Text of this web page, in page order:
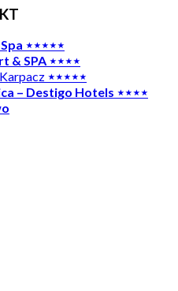
⋆⋆⋆⋆⋆
& SPA ⋆⋆⋆⋆
⋆⋆⋆⋆⋆
– Destigo Hotels ⋆⋆⋆⋆